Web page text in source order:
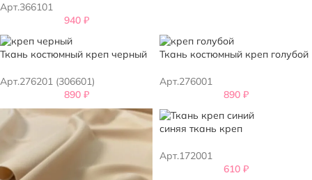
Арт.366101
940 ₽
Ткань костюмный креп черный
Арт.276201 (306601)
890 ₽
Ткань костюмный креп голубой
Арт.276001
890 ₽
синяя ткань креп
Арт.172001
610 ₽